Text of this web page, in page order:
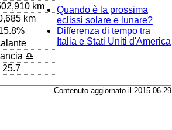
km
km
♎
25.7
Quando è la prossima
eclissi solare e lunare?
Differenza di tempo tra
Italia e Stati Uniti d'America
Contenuto aggiornato il 2015-06-29